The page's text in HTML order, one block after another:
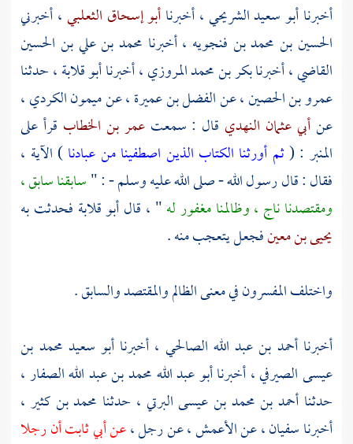
أخبرناأبو سعيد الشريحي، أخبرناأبو إسحاق الثعلبي، أخبرني
الحسين بن محمد بن فنجويه ، أخبرنا محمد بن علي بن الحسين
القاضي ،أخبرنابكر بن محمد المروزي، أخبرناأبو قلابة، حدثنا
عمرو بن الحصين، عنالفضل بن عميرة، عنميمون الكردي،
عنأبي عثمان النهدي قال : سمعتعمر بن الخطاب قرأ على
المنبر : (ثم أورثنا الكتاب الذين اصطفينا من عبادنا) الآية ،
فقال : قال رسول الله - صلى الله عليه وسلم - : "سابقنا سابق ،
ومقتصدنا ناج ، وظالمنا مغفور له" ، قالأبو قلابة فحدثت به
يحيى بن معينفجعل يتعجب منه .
واختلف المفسرون في معنى الظالم والمقتصد والسابق .
أخبرناأحمد بن عبد الله الصالحي ، أخبرناأبو سعيد محمد بن
عيسى الصيرفي، أخبرنا أبوعبد الله محمد بن عبد الله الصفار،
حدثنا أحمد بن محمد بن عيسى البرتي ، حدثنا محمد بن كثير ،
أخبرناسفيان، عنالأعمش، عن رجل ،عنأبي ثابتأن رجلا